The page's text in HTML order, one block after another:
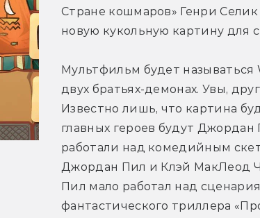
Стране кошмаров» Генри
новую кукольную картину для
Мультфильм будет называться
двух братьях-демонах. Увы,
Известно лишь, что картина
главных героев будут
работали над комедийным
Джордан Пил и Клэй МакЛеод
Пил мало работал над
фантастического триллера